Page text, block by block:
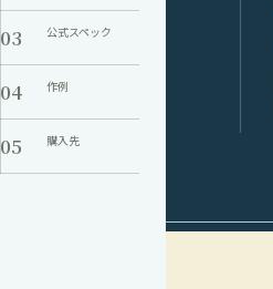
03 公式スペック
04 作例
05 購入先